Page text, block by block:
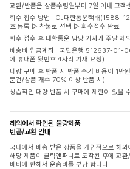
교환/반품은 상품수령일부터 7일 이내 고객
회수 접수 방법 : CJ대한통운택배(1588-
호 등록 ▷ 착불로 선택 ▷ 회수접수 완료
회수 접수 후 대한통운 담당 기사가 주말 제
배송비 입금계좌 : 국민은행 512637-01-
에 휴대폰 뒷번호 4자리 기재 요청)
대량 구매 후 반품 시 반품 수거 비용이 1만
문건/상품 개수 70% 이상 반품 시)
상습적인 대량 반품 시 구매에 제한이 있을
해외에서 확인된 불량제품
반품/교환 안내
국내에서 배송 받은 상품을 개인적으로 해
해당 제품이 클릭앤퍼니로 도착된 후에 교
배비에 한해서 운송비를 부담 합니다